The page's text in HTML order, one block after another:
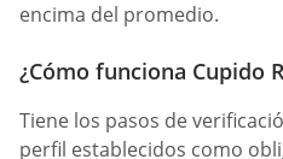
encima del promedio.
¿Cómo funciona Cupido
Tiene los pasos de
perfil establecidos como